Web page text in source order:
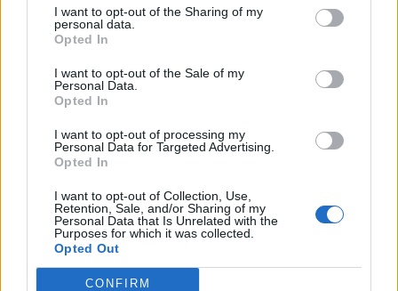
I want to opt-out of the Sharing of my
personal data.
Opted In
I want to opt-out of the Sale of my
Personal Data.
Opted In
I want to opt-out of processing my
Personal Data for Targeted Advertising.
Opted In
I want to opt-out of Collection, Use,
Retention, Sale, and/or Sharing of my
Personal Data that Is Unrelated with the
Purposes for which it was collected.
Opted Out
CONFIRM
VAI ALLA VERSIONE CLASSICA
Il materiale (testo, foto e video) consultabile in questo portale è di nostra proprietà.
Alcune foto (screenshot) ed articoli presenti su "Milan Magazine" sono in parte giunti da
con immagini e testi allegati ed autorizzati alla pubblicazione, e quindi valutati di
pubblico dominio. Se i soggetti o gli autori avessero qualcosa in contrario alla
pubblicazione, non avranno che da segnalarlo alla redazione (indirizzo email:
redazione@napolimagazine.com), che provvederà prontamente alla rimozione.
"Milan Magazine" non è una testata giornalistica, ma un sito di informazione di
proprietà di Napoli Magazine, e non è in alcun modo collegato alla A.C. Milan, che ne
detiene tutti i marchi e diritti.